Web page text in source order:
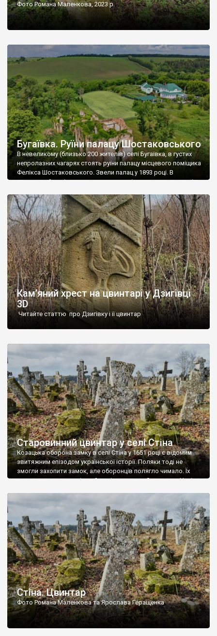
Фото Романа Маленкова, 2023 р.
Бугаївка. Руїни палацу Шостаковського
В невеликому (близько 200 жителів) селі Бугаївка, в густих
непролазних чагарях стоять руїни палацу місцевого поміщика
Фелікса Шостаковського. Звели палац у 1893 році. В
радянський період у ньому спочатку містилася школа, потім
століття тут розмістили туберкульозну лікарню. Коли із
палацу виїхала лікарня – ми точно не […]
Кам’яний хрест на цвинтарі у Дзигівці
3D
Читайте статтю про Дзигівку і її цвинтар
Старовинний цвинтар у селі Стіна
Козацька оборона замку в селі Стіна у 1651 році є відомим
звитяжним епізодом української історії. Поляки тоді не
змогли захопити замок, але оборонців полягло чимало. Їх
поховали на цвинтарі, який тоді називався Замковим. Нині на
ньому чимало хрестів 19 століття, є такі, де епітафії стер […]
Стіна. Цвинтар
Фото Романа Маленкова та Ярослава Геращенка